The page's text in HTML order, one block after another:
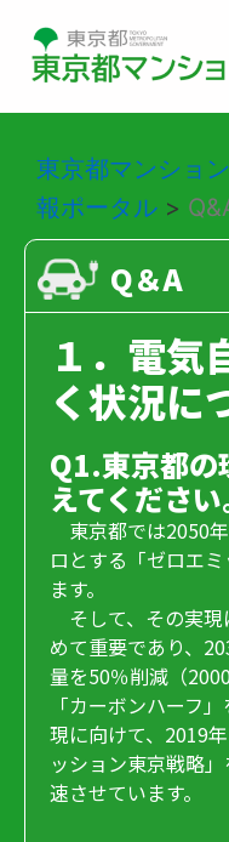
東京都マンショ
報ポータル >
Q＆A
１．電気
く状況に
Q1.東京都の
えてください
東京都では2050
ロとする「ゼロエ
ます。
そして、その実
めて重要であり、
量を50％削減（
「カーボンハーフ
現に向けて、2019
ッション東京戦略
速させています。